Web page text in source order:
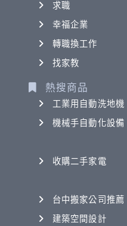
求職
幸福企業
轉職換工作
找家教
熱搜商品
工業用自動洗地機
機械手自動化設備
收購二手家電
台中搬家公司推薦
建築空間設計